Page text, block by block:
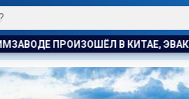
БОЛЕЕ 1200 ЧЕЛОВЕК